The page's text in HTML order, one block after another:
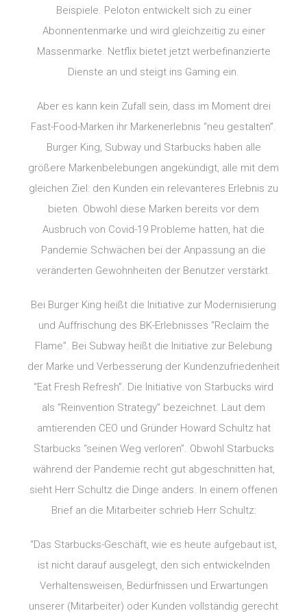
Beispiele. Peloton entwickelt sich zu einer
Abonnentenmarke und wird gleichzeitig zu einer
Massenmarke. Netflix bietet jetzt werbefinanzierte
Dienste an und steigt ins Gaming ein.
Aber es kann kein Zufall sein, dass im Moment drei
Fast-Food-Marken ihr Markenerlebnis “neu gestalten”.
Burger King, Subway und Starbucks haben alle
größere Markenbelebungen angekündigt, alle mit dem
gleichen Ziel: den Kunden ein relevanteres Erlebnis zu
bieten. Obwohl diese Marken bereits vor dem
Ausbruch von Covid-19 Probleme hatten, hat die
Pandemie Schwächen bei der Anpassung an die
veränderten Gewohnheiten der Benutzer verstärkt.
Bei Burger King heißt die Initiative zur Modernisierung
und Auffrischung des BK-Erlebnisses “Reclaim the
Flame”. Bei Subway heißt die Initiative zur Belebung
der Marke und Verbesserung der Kundenzufriedenheit
“Eat Fresh Refresh”. Die Initiative von Starbucks wird
als “Reinvention Strategy” bezeichnet. Laut dem
amtierenden CEO und Gründer Howard Schultz hat
Starbucks “seinen Weg verloren”. Obwohl Starbucks
während der Pandemie recht gut abgeschnitten hat,
sieht Herr Schultz die Dinge anders. In einem offenen
Brief an die Mitarbeiter schrieb Herr Schultz:
“Das Starbucks-Geschäft, wie es heute aufgebaut ist,
ist nicht darauf ausgelegt, den sich entwickelnden
Verhaltensweisen, Bedürfnissen und Erwartungen
unserer (Mitarbeiter) oder Kunden vollständig gerecht